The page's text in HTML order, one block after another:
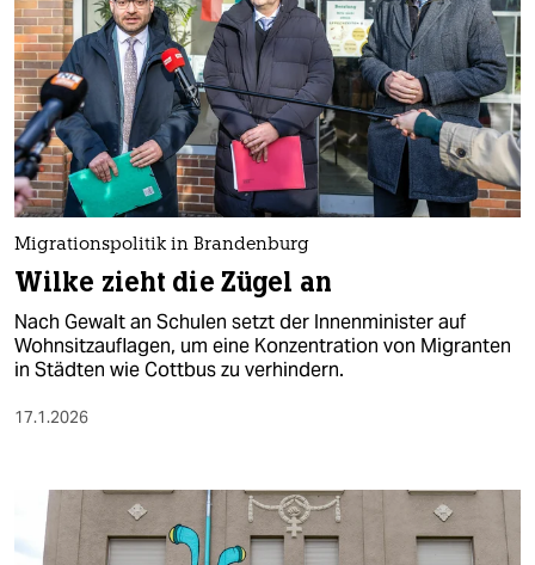
Migrationspolitik in Brandenburg
Wilke zieht die Zügel an
Nach Gewalt an Schulen setzt der Innenminister auf
Wohnsitzauflagen, um eine Konzentration von Migranten
in Städten wie Cottbus zu verhindern.
17.1.2026